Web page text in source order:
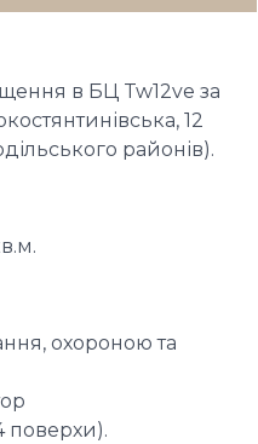
в БЦ Tw12ve за
12
районів).
охороною та
поверхи).